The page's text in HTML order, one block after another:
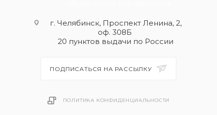
г. Челябинск, Проспект Ленина, 2,
оф. 308Б
20 пунктов выдачи по России
ПОДПИСАТЬСЯ НА РАССЫЛКУ
ПОЛИТИКА КОНФИДЕНЦИАЛЬНОСТИ